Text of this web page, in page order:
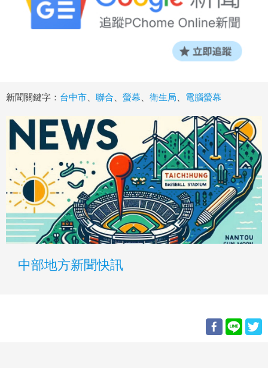
新聞關鍵字： 台中市 聯合 螢幕 衛生局 電腦螢幕
中部地方新聞快訊